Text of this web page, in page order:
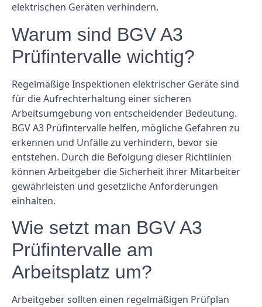
elektrischen Geräten verhindern.
Warum sind BGV A3
Prüfintervalle wichtig?
Regelmäßige Inspektionen elektrischer Geräte sind
für die Aufrechterhaltung einer sicheren
Arbeitsumgebung von entscheidender Bedeutung.
BGV A3 Prüfintervalle helfen, mögliche Gefahren zu
erkennen und Unfälle zu verhindern, bevor sie
entstehen. Durch die Befolgung dieser Richtlinien
können Arbeitgeber die Sicherheit ihrer Mitarbeiter
gewährleisten und gesetzliche Anforderungen
einhalten.
Wie setzt man BGV A3
Prüfintervalle am
Arbeitsplatz um?
Arbeitgeber sollten einen regelmäßigen Prüfplan